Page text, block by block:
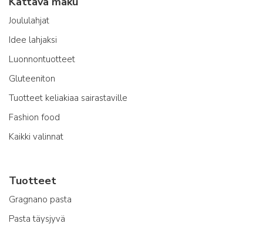
Joululahjat
Idee lahjaksi
Luonnontuotteet
Gluteeniton
Tuotteet keliakiaa sairastaville
Fashion food
Kaikki valinnat
Tuotteet
Gragnano pasta
Pasta täysjyvä